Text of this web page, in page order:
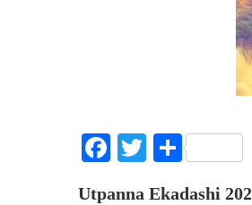
Facebook
Twitter
Share
Utpanna Ekadashi